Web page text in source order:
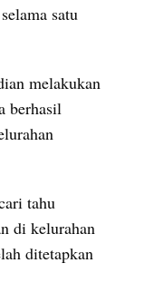
satu
melakukan
berhasil
tahu
di kelurahan
ditetapkan